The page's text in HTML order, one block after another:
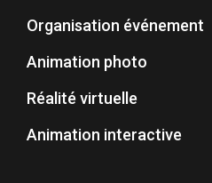
Organisation événement
Animation photo
Réalité virtuelle
Animation interactive